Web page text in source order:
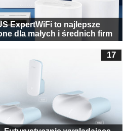
ExpertWiFi to najlepsze
dla małych i średnich firm
17